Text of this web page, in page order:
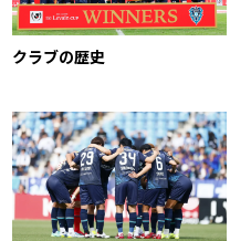
クラブの歴史